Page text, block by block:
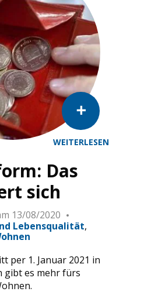
WEITERLESEN
Das
sich
13/08/2020
Lebensqualität
per 1. Januar 2021 in
gibt es mehr fürs